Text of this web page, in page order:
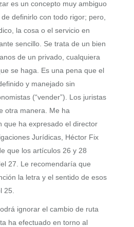
es un concepto muy ambiguo
definirlo con todo rigor; pero,
la cosa o el servicio en
sencillo. Se trata de un bien
de un privado, cualquiera
se haga. Es una pena que el
y manejado sin
(“vender”). Los juristas
otra manera. Me ha
que ha expresado el director
Jurídicas, Héctor Fix
que los artículos 26 y 28
27. Le recomendaría que
la letra y el sentido de esos
25.
ignorar el cambio de ruta
ha efectuado en torno al